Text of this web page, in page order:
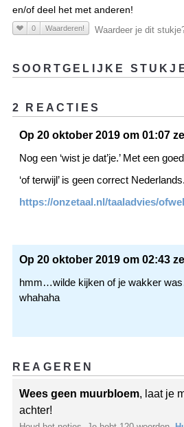
en/of deel het met anderen!
0 Waarderen! Waardeer je dit
SOORTGELIJKE
2 REACTIES
Op 20 oktober 2019 om 01:07
Nog een ‘wist je dat’je.’ Met een
‘of terwijl’ is geen correct Nederlands.
https://onzetaal.nl/taaladvies/
Op 20 oktober 2019 om 02:43
hmm…wilde kijken of je wakker
whahaha
REAGEREN
Wees geen muurbloem, laat je
achter!